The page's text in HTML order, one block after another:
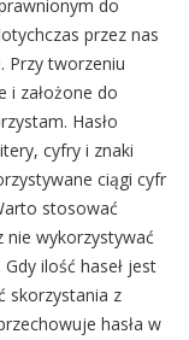
do
przez nas
Przy tworzeniu
i założone do
Hasło
cyfry i znaki
ciągi cyfr
stosować
nie wykorzystywać
ilość haseł jest
skorzystania z
hasła w